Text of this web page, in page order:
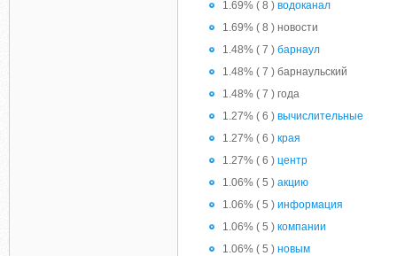
1.69% ( 8 ) водоканал
1.69% ( 8 ) новости
1.48% ( 7 ) барнаул
1.48% ( 7 ) барнаульский
1.48% ( 7 ) года
1.27% ( 6 ) вычислительные
1.27% ( 6 ) края
1.27% ( 6 ) центр
1.06% ( 5 ) акцию
1.06% ( 5 ) информация
1.06% ( 5 ) компании
1.06% ( 5 ) новым